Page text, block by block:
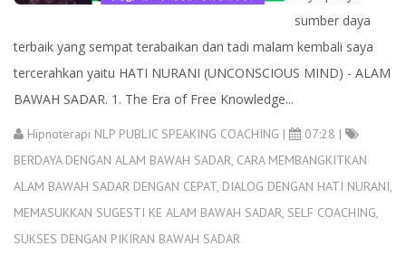
sumber daya
terbaik yang sempat terabaikan dan tadi malam kembali saya
tercerahkan yaitu HATI NURANI (UNCONSCIOUS MIND) - ALAM
BAWAH SADAR. 1. The Era of Free Knowledge...
Hipnoterapi NLP PUBLIC SPEAKING COACHING |
07:28 |
BERDAYA DENGAN ALAM BAWAH SADAR, CARA MEMBANGKITKAN
ALAM BAWAH SADAR DENGAN CEPAT, DIALOG DENGAN HATI NURANI,
MEMASUKKAN SUGESTI KE ALAM BAWAH SADAR, SELF COACHING,
SUKSES DENGAN PIKIRAN BAWAH SADAR